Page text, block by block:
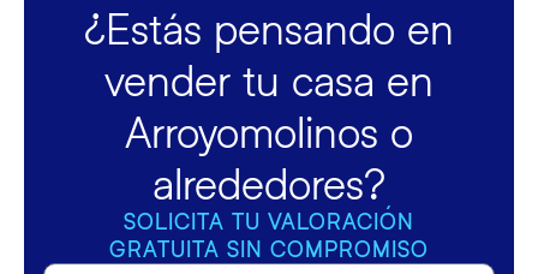
¿Estás pensando en
vender tu casa en
Arroyomolinos o
alrededores?
SOLICITA TU VALORACIÓN
GRATUITA SIN COMPROMISO